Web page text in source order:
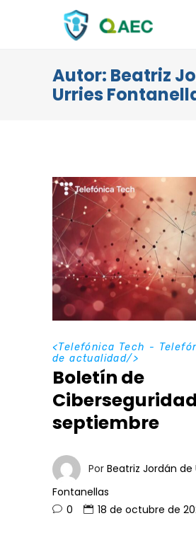
Autor: Beatriz
Urries
<Telefónica Tech -
de actualidad/>
Boletín de
septiembre
Por Beatriz Jordán de
Fontanellas
0
18 de octubre de